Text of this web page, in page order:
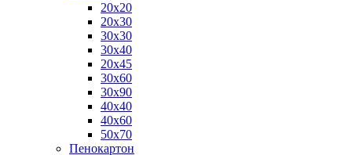
20х20
20х30
30х30
30х40
20х45
30х60
30х90
40х40
40х60
50х70
Пенокартон